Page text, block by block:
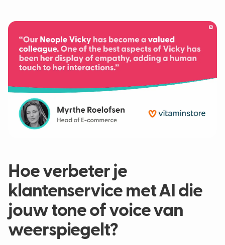
Hoe verbeter je
klantenservice met AI die
jouw tone of voice van
weerspiegelt?